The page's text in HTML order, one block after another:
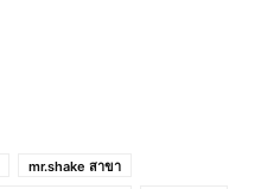
mr.shake สาขา